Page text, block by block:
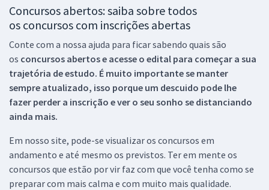
Concursos abertos: saiba sobre todos
os concursos com inscrições abertas
Conte com a nossa ajuda para ficar sabendo quais são
os concursos abertos e acesse o edital para começar a sua
trajetória de estudo. É muito importante se manter
sempre atualizado, isso porque um descuido pode lhe
fazer perder a inscrição e ver o seu sonho se distanciando
ainda mais.
Em nosso site, pode-se visualizar os concursos em
andamento e até mesmo os previstos. Ter em mente os
concursos que estão por vir faz com que você tenha como se
preparar com mais calma e com muito mais qualidade.